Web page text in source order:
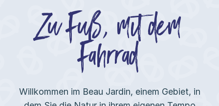
Zu Fuß, mit dem
Fahrrad
Willkommen im Beau Jardin, einem Gebiet, in